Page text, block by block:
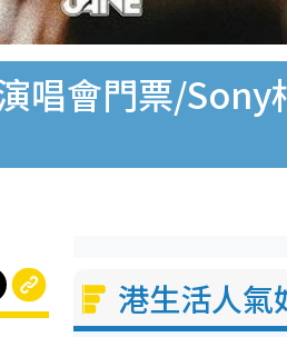
唱會門票/Sony
港生活人氣